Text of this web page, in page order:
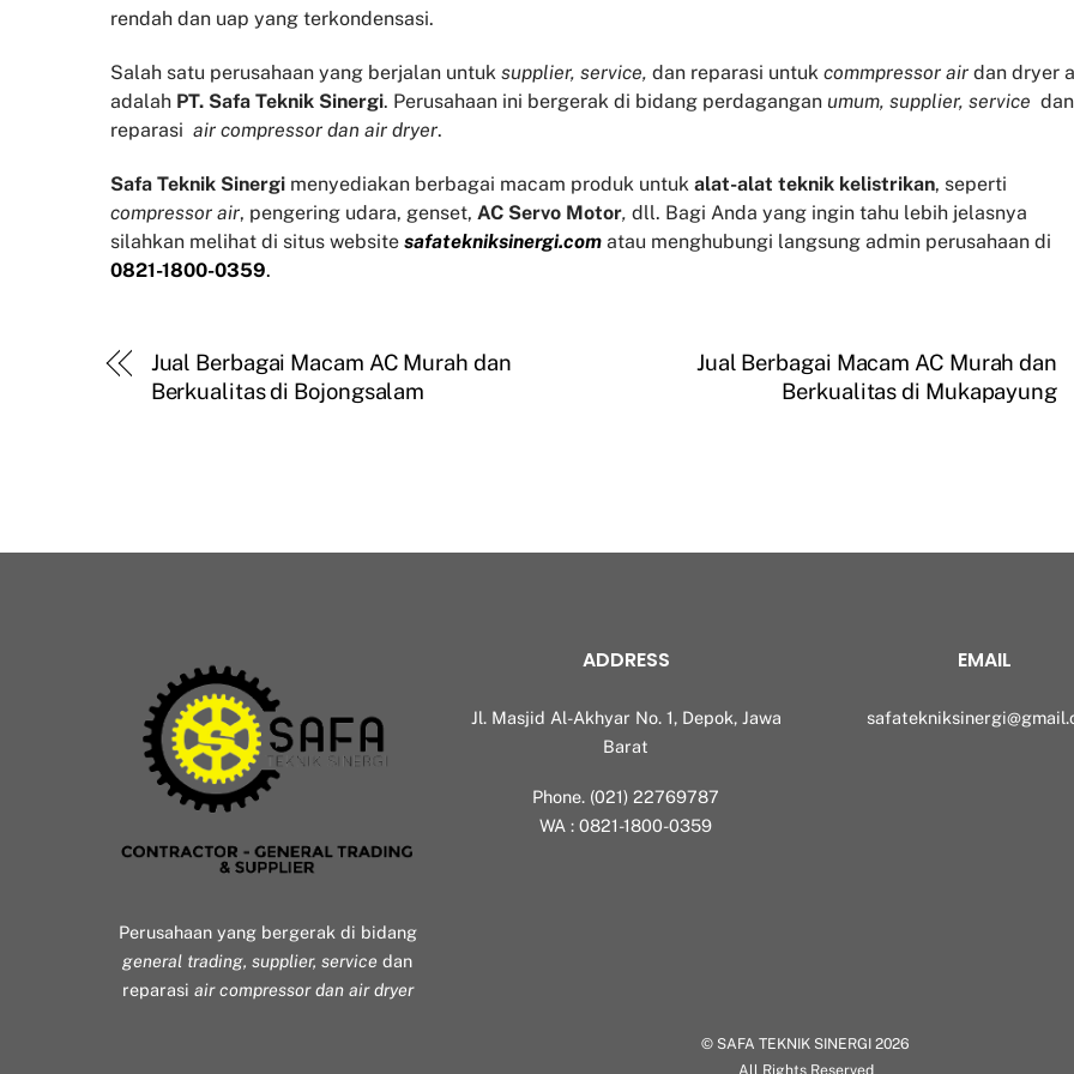
rendah dan uap yang terkondensasi.
Salah satu perusahaan yang berjalan untuk supplier, service, dan reparasi untuk commpressor air dan dryer
adalah PT. Safa Teknik Sinergi. Perusahaan ini bergerak di bidang perdagangan umum, supplier, service dan
reparasi air compressor dan air dryer.
Safa Teknik Sinergi menyediakan berbagai macam produk untuk alat-alat teknik kelistrikan, seperti
compressor air, pengering udara, genset, AC Servo Motor, dll. Bagi Anda yang ingin tahu lebih jelasnya
silahkan melihat di situs website safatekniksinergi.com atau menghubungi langsung admin perusahaan di
0821-1800-0359.
Jual Berbagai Macam AC Murah dan
Berkualitas di Bojongsalam
Jual Berbagai Macam AC Murah dan
Berkualitas di Mukapayung
Perusahaan yang bergerak di bidang
general trading, supplier, service dan
reparasi air compressor dan air dryer
ADDRESS
Jl. Masjid Al-Akhyar No. 1, Depok, Jawa
Barat
Phone. (021) 22769787
WA : 0821-1800-0359
EMAIL
© SAFA TEKNIK SINERGI 2026
All Rights Reserved